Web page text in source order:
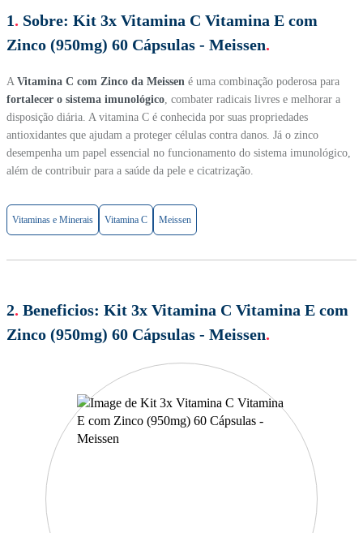
1. Sobre: Kit 3x Vitamina C Vitamina E com
Zinco (950mg) 60 Cápsulas - Meissen.
A Vitamina C com Zinco da Meissen é uma combinação poderosa para
fortalecer o sistema imunológico , combater radicais livres e melhorar a
disposição diária. A vitamina C é conhecida por suas propriedades
antioxidantes que ajudam a proteger células contra danos. Já o zinco
desempenha um papel essencial no funcionamento do sistema imunológico,
além de contribuir para a saúde da pele e cicatrização.
Vitaminas e Minerais Vitamina C Meissen
2. Beneficios: Kit 3x Vitamina C Vitamina E com
Zinco (950mg) 60 Cápsulas - Meissen.